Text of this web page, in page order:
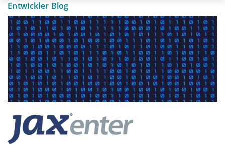
Entwickler Blog